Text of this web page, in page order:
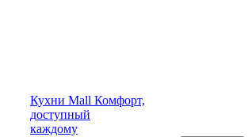
Кухни Mall Комфорт,
доступный
каждому